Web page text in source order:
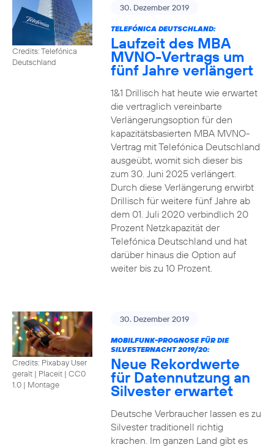
Credits: Telefónica
Deutschland
30. Dezember 2019
TELEFÓNICA DEUTSCHLAND:
Laufzeit des MBA
MVNO-Vertrags um
fünf Jahre verlängert
1&1 Drillisch hat heute wie erwartet
die vertraglich vereinbarte
Verlängerungsoption für den
kapazitätsbasierten MBA MVNO-
Vertrag mit Telefónica Deutschland
ausgeübt, womit sich dieser bis
zum 30. Juni 2025 verlängert.
Durch diese Verlängerung erwirbt
Drillisch für weitere fünf Jahre ab
dem 01. Juli 2020 verbindlich 20
Prozent Netzkapazität der
Telefónica Deutschland und hat
darüber hinaus die Option auf
weiter bis zu 10 Prozent.
Credits: Pixabay User
geralt | Placeit | CC0
1.0 | Montage
30. Dezember 2019
MOBILFUNK-PROGNOSE FÜR DIE
SILVESTERNACHT 2019/20:
Neue Rekordwerte
für Datennutzung an
Silvester erwartet
Deutsche Verbraucher lassen es zu
Silvester traditionell richtig
krachen. Im ganzen Land gibt es